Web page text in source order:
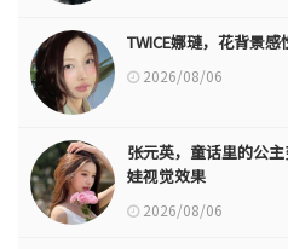
TWICE娜璉，花背景
2026/08/06
张元英，童话里的公
娃视觉效果
2026/08/06